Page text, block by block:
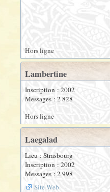
Hors ligne
Lambertine
Inscription : 2002
Messages : 2 828
Hors ligne
Laegalad
Lieu : Strasbourg
Inscription : 2002
Messages : 2 998
Site Web